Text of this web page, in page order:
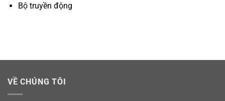
Bộ truyền động
VỀ CHÚNG TÔI